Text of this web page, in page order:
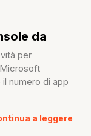
da
per
numero di app
a leggere